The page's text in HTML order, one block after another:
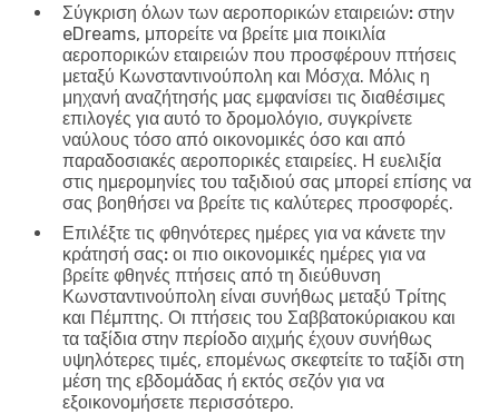
Σύγκριση όλων των αεροπορικών εταιρειών: στην
eDreams, μπορείτε να βρείτε μια ποικιλία
αεροπορικών εταιρειών που προσφέρουν πτήσεις
μεταξύ Κωνσταντινούπολη και Μόσχα. Μόλις η
μηχανή αναζήτησής μας εμφανίσει τις διαθέσιμες
επιλογές για αυτό το δρομολόγιο, συγκρίνετε
ναύλους τόσο από οικονομικές όσο και από
παραδοσιακές αεροπορικές εταιρείες. Η ευελιξία
στις ημερομηνίες του ταξιδιού σας μπορεί επίσης να
σας βοηθήσει να βρείτε τις καλύτερες προσφορές.
Επιλέξτε τις φθηνότερες ημέρες για να κάνετε την
κράτησή σας: οι πιο οικονομικές ημέρες για να
βρείτε φθηνές πτήσεις από τη διεύθυνση
Κωνσταντινούπολη είναι συνήθως μεταξύ Τρίτης
και Πέμπτης. Οι πτήσεις του Σαββατοκύριακου και
τα ταξίδια στην περίοδο αιχμής έχουν συνήθως
υψηλότερες τιμές, επομένως σκεφτείτε το ταξίδι στη
μέση της εβδομάδας ή εκτός σεζόν για να
εξοικονομήσετε περισσότερο.